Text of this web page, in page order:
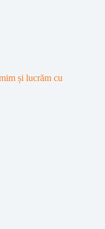
și lucrăm cu